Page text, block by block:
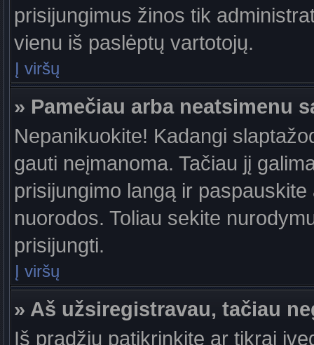
prisijungimus žinos tik
vienu iš paslėptų vartotojų.
Į viršų
» Pamečiau arba neatsimenu
Nepanikuokite! Kadangi
gauti neįmanoma. Tačiau jį
prisijungimo langą ir
nuorodos. Toliau sekite
prisijungti.
Į viršų
» Aš užsiregistravau, tačiau
Iš pradžių patikrinkite ar tikrai